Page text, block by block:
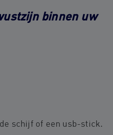
binnen uw
schijf of een usb-stick.